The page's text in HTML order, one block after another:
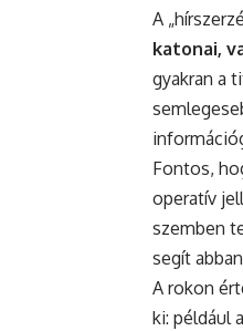
A
katonai,
gyakran a
Fontos,
operatív
szemben
segít
A rokon
ki: például